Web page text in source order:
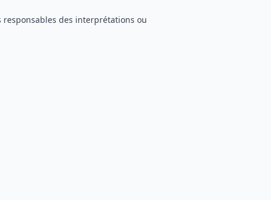
des interprétations ou